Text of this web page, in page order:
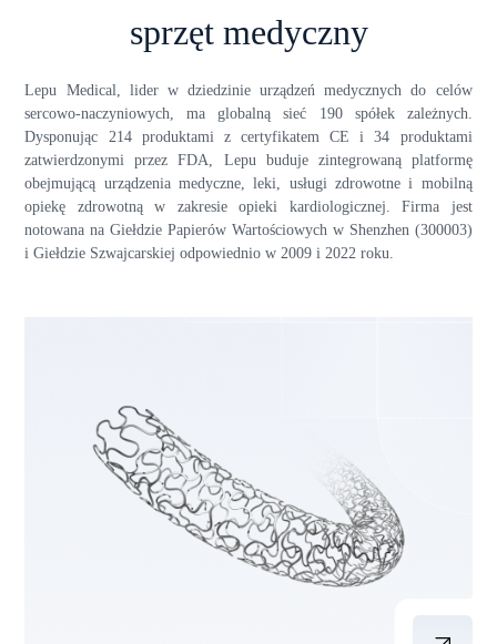
sprzęt medyczny
Lepu Medical, lider w dziedzinie urządzeń medycznych do celów
sercowo-naczyniowych, ma globalną sieć 190 spółek zależnych.
Dysponując 214 produktami z certyfikatem CE i 34 produktami
zatwierdzonymi przez FDA, Lepu buduje zintegrowaną platformę
obejmującą urządzenia medyczne, leki, usługi zdrowotne i mobilną
opiekę zdrowotną w zakresie opieki kardiologicznej. Firma jest
notowana na Giełdzie Papierów Wartościowych w Shenzhen (300003)
i Giełdzie Szwajcarskiej odpowiednio w 2009 i 2022 roku.